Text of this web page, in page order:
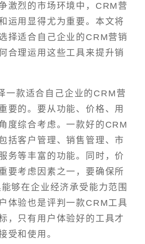
激烈的市场环境中，CRM营
运用显得尤为重要。本文将
择适合自己企业的CRM营销
合理运用这些工具来提升销
一款适合自己企业的CRM营
要的。要从功能、价格、用
度综合考虑。一款好的CRM
括客户管理、销售管理、市
务等丰富的功能。同时，价
要考虑因素之一，要确保所
够在企业经济承受能力范围
体验也是评判一款CRM工具
，只有用户体验好的工具才
受和使用。